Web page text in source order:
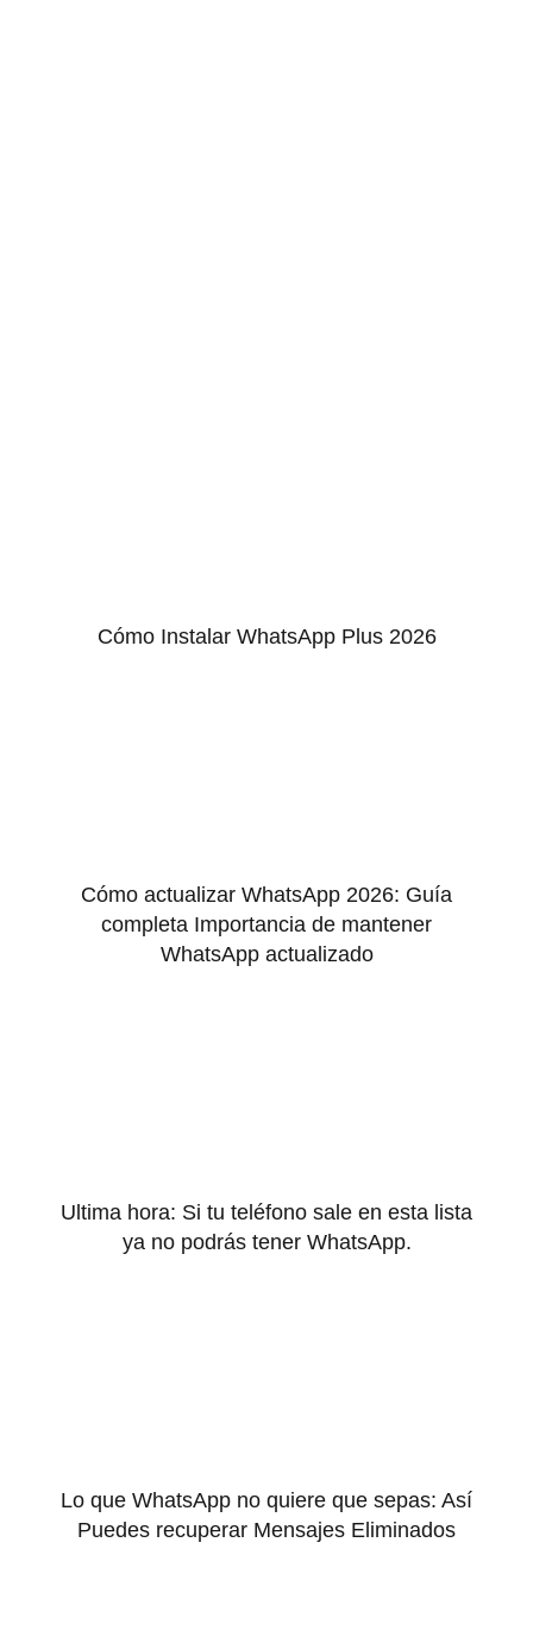
Cómo Instalar WhatsApp Plus 2026
Cómo actualizar WhatsApp 2026: Guía
completa Importancia de mantener
WhatsApp actualizado
Ultima hora: Si tu teléfono sale en esta lista
ya no podrás tener WhatsApp.
Lo que WhatsApp no quiere que sepas: Así
Puedes recuperar Mensajes Eliminados